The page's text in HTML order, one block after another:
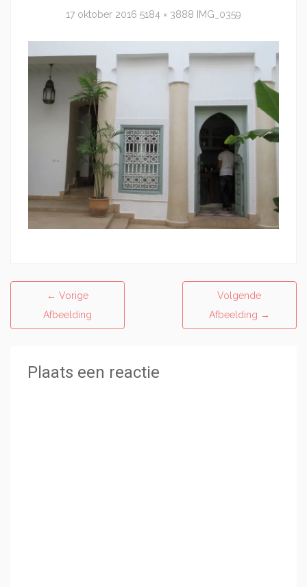
17 oktober 2016 5184 × 3888 IMG_0359
← Vorige
Afbeelding
Volgende
Afbeelding →
Plaats een reactie